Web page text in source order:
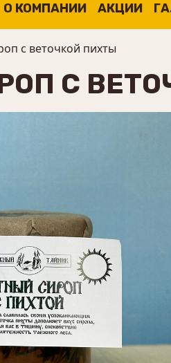
О КОМПАНИИ АКЦИИ
с веточкой пихты
С